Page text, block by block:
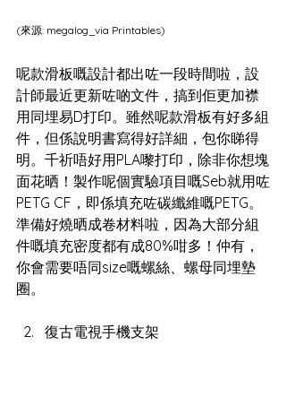
(來源: megalog_via Printables)
呢款滑板嘅設計都出咗一段時間啦，設
計師最近更新咗啲文件，搞到佢更加襟
用同埋易D打印。雖然呢款滑板有好多組
件，但係說明書寫得好詳細，包你睇得
明。千祈唔好用PLA嚟打印，除非你想塊
面花晒！製作呢個實驗項目嘅Seb就用咗
PETG CF，即係填充咗碳纖維嘅PETG。
準備好燒晒成卷材料啦，因為大部分組
件嘅填充密度都有成80%咁多！仲有，
你會需要唔同size嘅螺絲、螺母同埋墊
圈。
復古電視手機支架